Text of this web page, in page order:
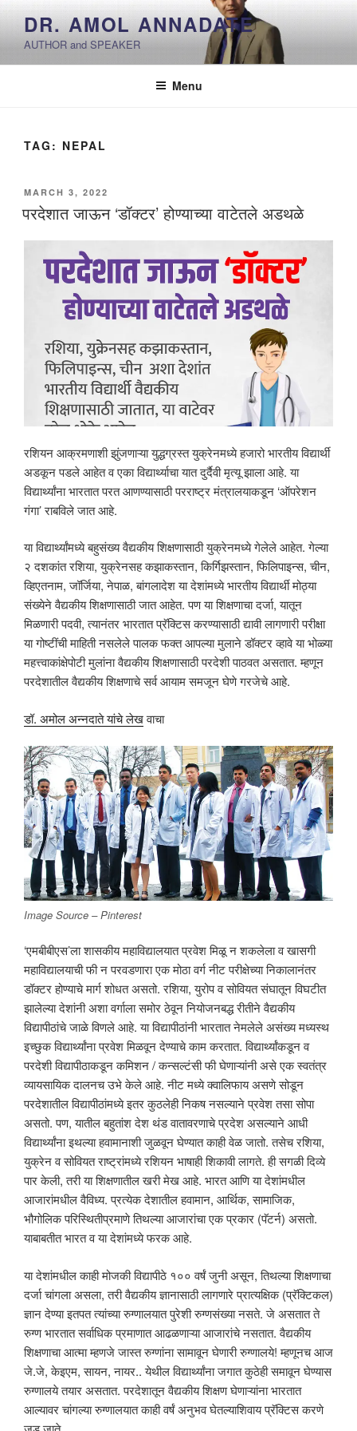
Skip
content
DR. AMOL ANNADATE
AUTHOR and SPEAKER
Menu
TAG: NEPAL
POSTED
ON
MARCH 3, 2022
परदेशात जाऊन ‘डॉक्टर’ होण्याच्या वाटेतले अडथळे
रशियन आक्रमणाशी झुंजणाऱ्या युद्धग्रस्त युक्रेनमध्ये हजारो भारतीय विद्यार्थी
अडकून पडले आहेत व एका विद्यार्थ्याचा यात दुर्दैवी मृत्यू झाला आहे. या
विद्यार्थ्यांना भारतात परत आणण्यासाठी परराष्ट्र मंत्रालयाकडून ‘ऑपरेशन
गंगा’ राबविले जात आहे.
या विद्यार्थ्यांमध्ये बहुसंख्य वैद्यकीय शिक्षणासाठी युक्रेनमध्ये गेलेले आहेत. गेल्या
२ दशकांत रशिया, युक्रेनसह कझाकस्तान, किर्गिझस्तान, फिलिपाइन्स, चीन,
व्हिएतनाम, जॉर्जिया, नेपाळ, बांगलादेश या देशांमध्ये भारतीय विद्यार्थी मोठ्या
संख्येने वैद्यकीय शिक्षणासाठी जात आहेत. पण या शिक्षणाचा दर्जा, यातून
मिळणारी पदवी, त्यानंतर भारतात प्रॅक्टिस करण्यासाठी द्यावी लागणारी परीक्षा
या गोष्टींची माहिती नसलेले पालक फक्त आपल्या मुलाने डॉक्टर व्हावे या भोळ्या
महत्त्वाकांक्षेपोटी मुलांना वैद्यकीय शिक्षणासाठी परदेशी पाठवत असतात. म्हणून
परदेशातील वैद्यकीय शिक्षणाचे सर्व आयाम समजून घेणे गरजेचे आहे.
डॉ. अमोल अन्नदाते यांचे लेखवाचा
Image Source – Pinterest
‘एमबीबीएस’ला शासकीय महाविद्यालयात प्रवेश मिळू न शकलेला व खासगी
महाविद्यालयाची फी न परवडणारा एक मोठा वर्ग नीट परीक्षेच्या निकालानंतर
डॉक्टर होण्याचे मार्ग शोधत असतो. रशिया, युरोप व सोवियत संघातून विघटीत
झालेल्या देशांनी अशा वर्गाला समोर ठेवून नियोजनबद्ध रीतीने वैद्यकीय
विद्यापीठांचे जाळे विणले आहे. या विद्यापीठांनी भारतात नेमलेले असंख्य मध्यस्थ
इच्छुक विद्यार्थ्यांना प्रवेश मिळवून देण्याचे काम करतात. विद्यार्थ्यांकडून व
परदेशी विद्यापीठाकडून कमिशन / कन्सल्टंसी फी घेणाऱ्यांनी असे एक स्वतंत्र
व्यायसायिक दालनच उभे केले आहे. नीट मध्ये क्वालिफाय असणे सोडून
परदेशातील विद्यापीठांमध्ये इतर कुठलेही निकष नसल्याने प्रवेश तसा सोपा
असतो. पण, यातील बहुतांश देश थंड वातावरणाचे प्रदेश असल्याने आधी
विद्यार्थ्यांना इथल्या हवामानाशी जुळवून घेण्यात काही वेळ जातो. तसेच रशिया,
युक्रेन व सोवियत राष्ट्रांमध्ये रशियन भाषाही शिकावी लागते. ही सगळी दिव्ये
पार केली, तरी या शिक्षणातील खरी मेख आहे. भारत आणि या देशांमधील
आजारांमधील वैविध्य. प्रत्येक देशातील हवामान, आर्थिक, सामाजिक,
भौगोलिक परिस्थितीप्रमाणे तिथल्या आजारांचा एक प्रकार (पॅटर्न) असतो.
याबाबतीत भारत व या देशांमध्ये फरक आहे.
या देशांमधील काही मोजकी विद्यापीठे १०० वर्षं जुनी असून, तिथल्या शिक्षणाचा
दर्जा चांगला असला, तरी वैद्यकीय ज्ञानासाठी लागणारे प्रात्यक्षिक (प्रॅक्टिकल)
ज्ञान देण्या इतपत त्यांच्या रुग्णालयात पुरेशी रुग्णसंख्या नसते. जे असतात ते
रुग्ण भारतात सर्वाधिक प्रमाणात आढळणाऱ्या आजारांचे नसतात. वैद्यकीय
शिक्षणाचा आत्मा म्हणजे जास्त रुग्णांना सामावून घेणारी रुग्णालये! म्हणूनच आज
जे.जे, केइएम, सायन, नायर.. येथील विद्यार्थ्यांना जगात कुठेही समावून घेण्यास
रुग्णालये तयार असतात. परदेशातून वैद्यकीय शिक्षण घेणाऱ्यांना भारतात
आल्यावर चांगल्या रुग्णालयात काही वर्षं अनुभव घेतल्याशिवाय प्रॅक्टिस करणे